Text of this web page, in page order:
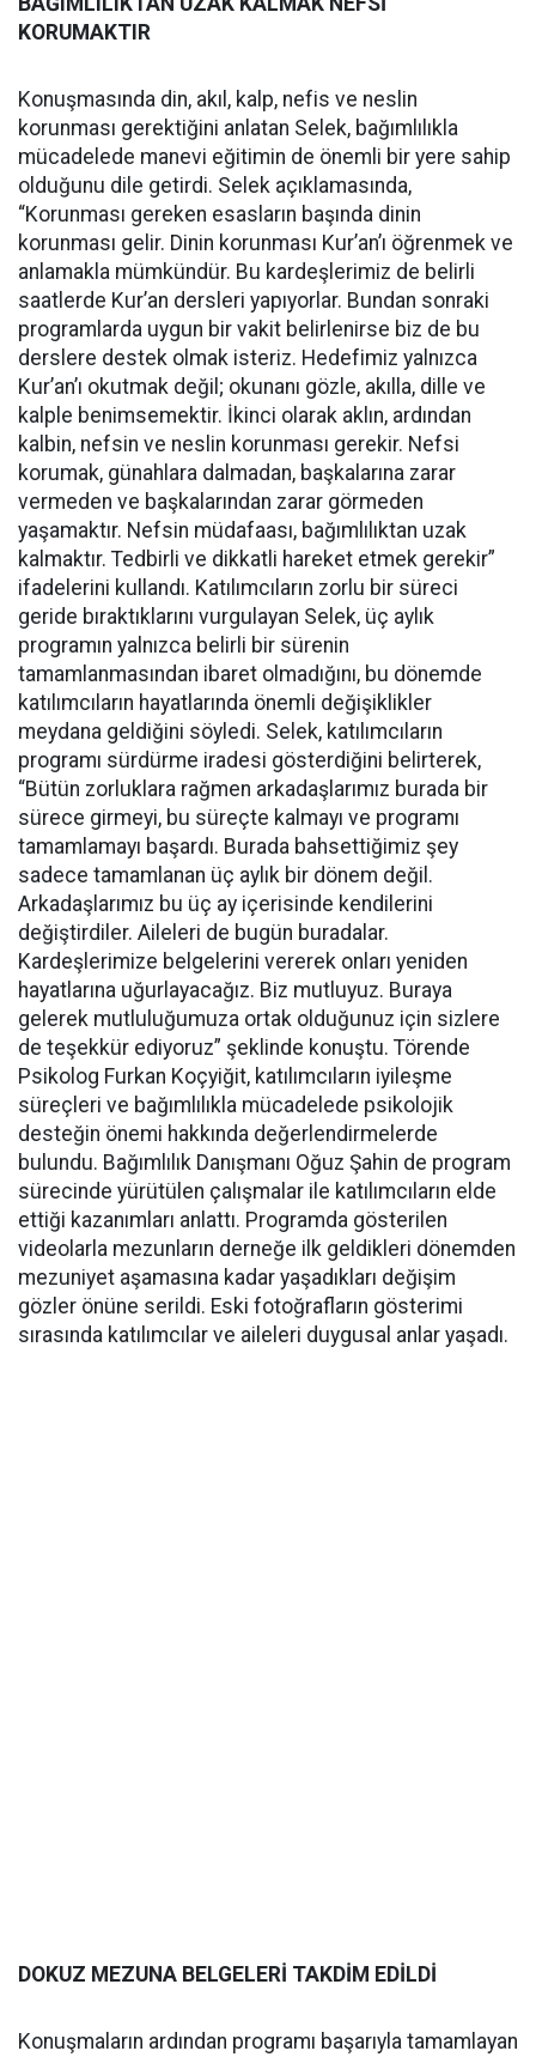
KORUMAKTIR
Konuşmasında din, akıl, kalp, nefis ve neslin
korunması gerektiğini anlatan Selek, bağımlılıkla
mücadelede manevi eğitimin de önemli bir yere sahip
olduğunu dile getirdi. Selek açıklamasında,
“Korunması gereken esasların başında dinin
korunması gelir. Dinin korunması Kur’an’ı öğrenmek ve
anlamakla mümkündür. Bu kardeşlerimiz de belirli
saatlerde Kur’an dersleri yapıyorlar. Bundan sonraki
programlarda uygun bir vakit belirlenirse biz de bu
derslere destek olmak isteriz. Hedefimiz yalnızca
Kur’an’ı okutmak değil; okunanı gözle, akılla, dille ve
kalple benimsemektir. İkinci olarak aklın, ardından
kalbin, nefsin ve neslin korunması gerekir. Nefsi
korumak, günahlara dalmadan, başkalarına zarar
vermeden ve başkalarından zarar görmeden
yaşamaktır. Nefsin müdafaası, bağımlılıktan uzak
kalmaktır. Tedbirli ve dikkatli hareket etmek gerekir”
ifadelerini kullandı. Katılımcıların zorlu bir süreci
geride bıraktıklarını vurgulayan Selek, üç aylık
programın yalnızca belirli bir sürenin
tamamlanmasından ibaret olmadığını, bu dönemde
katılımcıların hayatlarında önemli değişiklikler
meydana geldiğini söyledi. Selek, katılımcıların
programı sürdürme iradesi gösterdiğini belirterek,
“Bütün zorluklara rağmen arkadaşlarımız burada bir
sürece girmeyi, bu süreçte kalmayı ve programı
tamamlamayı başardı. Burada bahsettiğimiz şey
sadece tamamlanan üç aylık bir dönem değil.
Arkadaşlarımız bu üç ay içerisinde kendilerini
değiştirdiler. Aileleri de bugün buradalar.
Kardeşlerimize belgelerini vererek onları yeniden
hayatlarına uğurlayacağız. Biz mutluyuz. Buraya
gelerek mutluluğumuza ortak olduğunuz için sizlere
de teşekkür ediyoruz” şeklinde konuştu. Törende
Psikolog Furkan Koçyiğit, katılımcıların iyileşme
süreçleri ve bağımlılıkla mücadelede psikolojik
desteğin önemi hakkında değerlendirmelerde
bulundu. Bağımlılık Danışmanı Oğuz Şahin de program
sürecinde yürütülen çalışmalar ile katılımcıların elde
ettiği kazanımları anlattı. Programda gösterilen
videolarla mezunların derneğe ilk geldikleri dönemden
mezuniyet aşamasına kadar yaşadıkları değişim
gözler önüne serildi. Eski fotoğrafların gösterimi
sırasında katılımcılar ve aileleri duygusal anlar yaşadı.
DOKUZ MEZUNA BELGELERİ TAKDİM EDİLDİ
Konuşmaların ardından programı başarıyla tamamlayan